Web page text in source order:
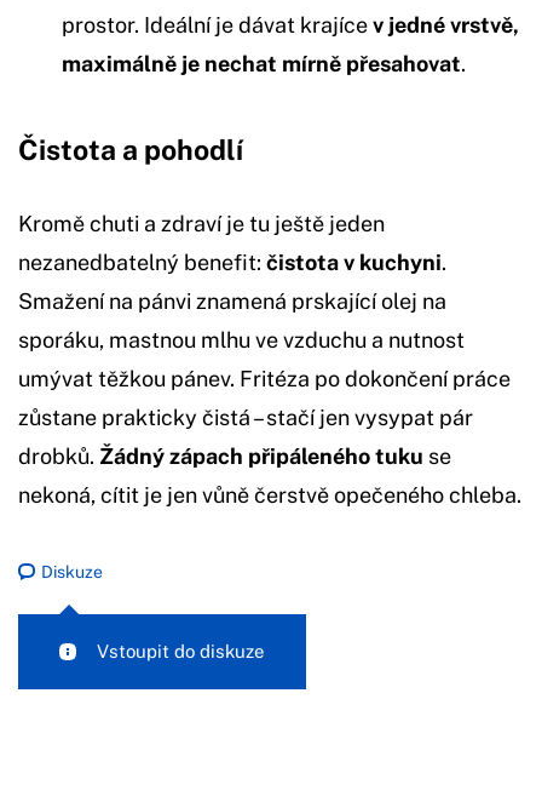
prostor. Ideální je dávat krajícev jedné vrstvě,
maximálně je nechat mírně přesahovat.
Čistota a pohodlí
Kromě chuti a zdraví je tu ještě jeden
nezanedbatelný benefit: čistota v kuchyni.
Smažení na pánvi znamená prskající olej na
sporáku, mastnou mlhu ve vzduchu a nutnost
umývat těžkou pánev. Fritéza po dokončení práce
zůstane prakticky čistá – stačí jen vysypat pár
drobků. Žádný zápach připáleného tuku se
nekoná, cítit je jen vůně čerstvě opečeného chleba.
Diskuze
Vstoupit do diskuze